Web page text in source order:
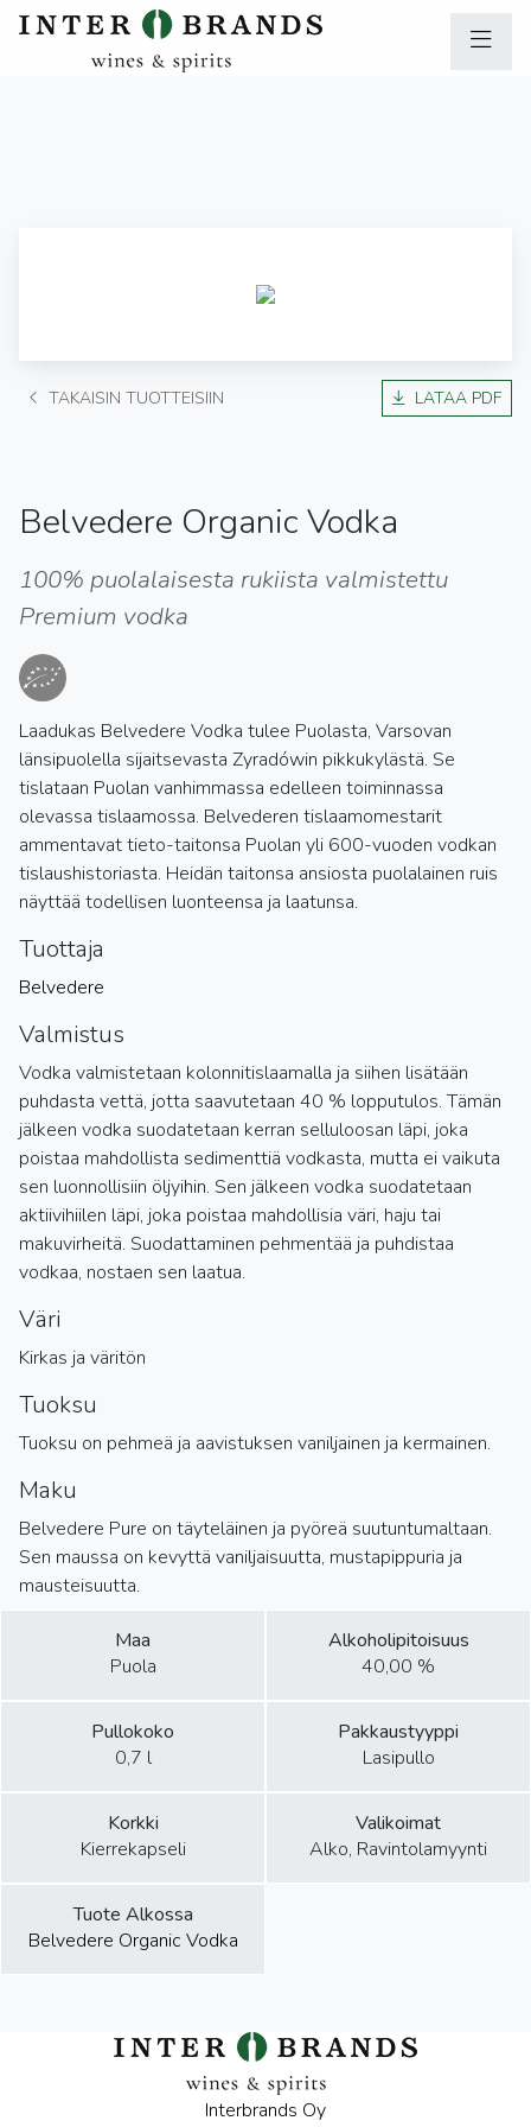
TAKAISIN TUOTTEISIIN LATAA PDF
Belvedere Organic Vodka
100% puolalaisesta rukiista valmistettu
Premium vodka
Laadukas Belvedere Vodka tulee Puolasta, Varsovan
länsipuolella sijaitsevasta Zyradówin pikkukylästä. Se
tislataan Puolan vanhimmassa edelleen toiminnassa
olevassa tislaamossa. Belvederen tislaamomestarit
ammentavat tieto-taitonsa Puolan yli 600-vuoden vodkan
tislaushistoriasta. Heidän taitonsa ansiosta puolalainen ruis
näyttää todellisen luonteensa ja laatunsa.
Tuottaja
Belvedere
Valmistus
Vodka valmistetaan kolonnitislaamalla ja siihen lisätään
puhdasta vettä, jotta saavutetaan 40 % lopputulos. Tämän
jälkeen vodka suodatetaan kerran selluloosan läpi, joka
poistaa mahdollista sedimenttiä vodkasta, mutta ei vaikuta
sen luonnollisiin öljyihin. Sen jälkeen vodka suodatetaan
aktiivihiilen läpi, joka poistaa mahdollisia väri, haju tai
makuvirheitä. Suodattaminen pehmentää ja puhdistaa
vodkaa, nostaen sen laatua.
Väri
Kirkas ja väritön
Tuoksu
Tuoksu on pehmeä ja aavistuksen vaniljainen ja kermainen.
Maku
Belvedere Pure on täyteläinen ja pyöreä suutuntumaltaan.
Sen maussa on kevyttä vaniljaisuutta, mustapippuria ja
mausteisuutta.
Maa
Puola
Alkoholipitoisuus
40,00 %
Pullokoko
0,7 l
Pakkaustyyppi
Lasipullo
Korkki
Kierrekapseli
Valikoimat
Alko, Ravintolamyynti
Tuote Alkossa
Belvedere Organic Vodka
Interbrands Oy